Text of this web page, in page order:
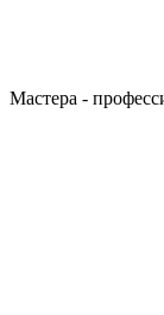
Мастера -